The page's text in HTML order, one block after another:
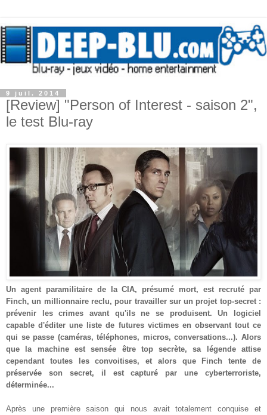
9 juil. 2014
[Review] "Person of Interest - saison 2",
le test Blu-ray
Un agent paramilitaire de la CIA, présumé mort, est recruté par
Finch, un millionnaire reclu, pour travailler sur un projet top-secret :
prévenir les crimes avant qu'ils ne se produisent. Un logiciel
capable d'éditer une liste de futures victimes en observant tout ce
qui se passe (caméras, téléphones, micros, conversations...). Alors
que la machine est sensée être top secrète, sa légende attise
cependant toutes les convoitises, et alors que Finch tente de
préservée son secret, il est capturé par une cyberterroriste,
déterminée...
Après une première saison qui nous avait totalement conquise et